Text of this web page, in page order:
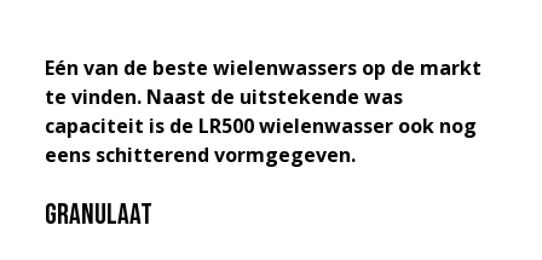
Eén van de beste wielenwassers op de markt
te vinden. Naast de uitstekende was
capaciteit is de LR500 wielenwasser ook nog
eens schitterend vormgegeven.
Granulaat